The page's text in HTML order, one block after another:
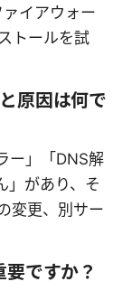
イアウォー
トールを試
原因は何で
ー」「DNS解
」があり、そ
変更、別サー
ですか？